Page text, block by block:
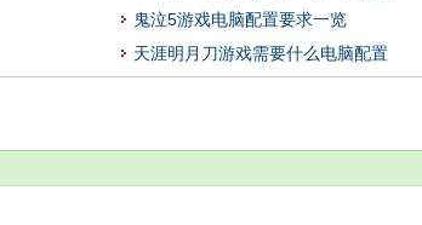
鬼泣5游戏电脑配置要求一览
天涯明月刀游戏需要什么电脑配置